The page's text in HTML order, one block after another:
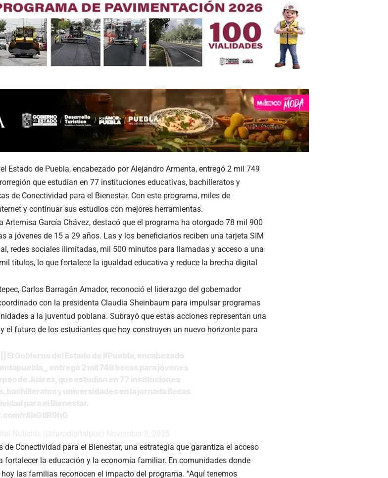
Estado de Puebla, encabezado por Alejandro Armenta, entregó 2 mil 749
que estudian en 77 instituciones educativas, bachilleratos y
de Conectividad para el Bienestar. Con este programa, miles de
y continuar sus estudios con mejores herramientas.
Artemisa García Chávez, destacó que el programa ha otorgado 78 mil 900
a jóvenes de 15 a 29 años. Las y los beneficiarios reciben una tarjeta SIM
redes sociales ilimitadas, mil 500 minutos para llamadas y acceso a una
títulos, lo que fortalece la igualdad educativa y reduce la brecha digital
Carlos Barragán Amador, reconoció el liderazgo del gobernador
con la presidenta Claudia Sheinbaum para impulsar programas
a la juventud poblana. Subrayó que estas acciones representan una
el futuro de los estudiantes que hoy construyen un nuevo horizonte para
de Conectividad para el Bienestar, una estrategia que garantiza el acceso
fortalecer la educación y la economía familiar. En comunidades donde
las familias reconocen el impacto del programa. “Aquí tenemos